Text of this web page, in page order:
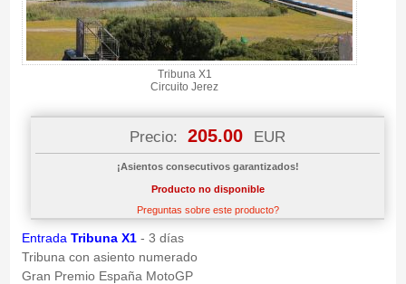
Tribuna X1
Circuito Jerez
Precio: 205.00 EUR
¡Asientos consecutivos garantizados!
Producto no disponible
Preguntas sobre este producto?
Entrada Tribuna X1- 3 días
Tribuna con asiento numerado
Gran Premio España MotoGP